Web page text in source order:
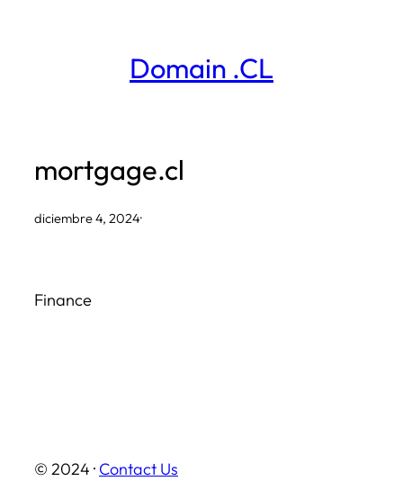
Domain .CL
mortgage.cl
diciembre 4, 2024·
Finance
© 2024 · Contact Us